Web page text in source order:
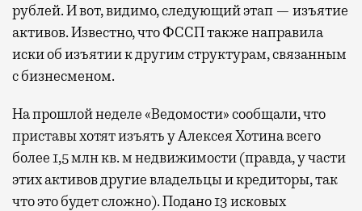
рублей. И вот, видимо, следующий этап — изъятие
активов. Известно, что ФССП также направила
иски об изъятии к другим структурам, связанным
с бизнесменом.
На прошлой неделе «Ведомости» сообщали, что
приставы хотят изъять у Алексея Хотина всего
более 1,5 млн кв. м недвижимости (правда, у части
этих активов другие владельцы и кредиторы, так
что это будет сложно). Подано 13 исковых